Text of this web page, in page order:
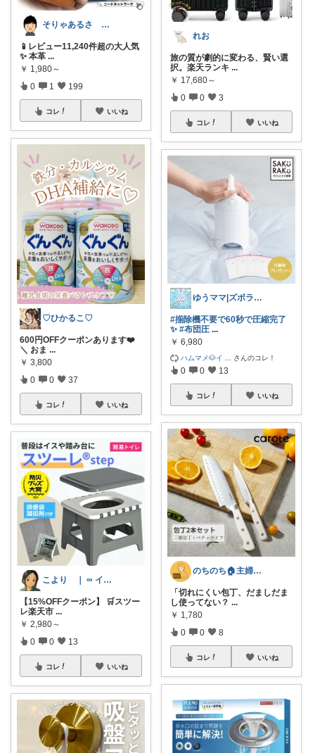
そりゃあるさ X@soryaarusa
📱レビュー11,240件超の大人気
✨ 本革 ...
￥ 1,980～
0 1 199
コレ いいね
♡ひかるこ♡
600円OFFクーポンあります❤️
＼ おま ...
￥ 3,800
0 0 37
コレ いいね
こより ｜ ∞ イヤイライケレ ∞
【15%OFFクーポン】 🛒スツー
レ楽天市 ...
￥ 2,980～
0 0 13
コレ いいね
れお
旅の質が劇的に変わる、賢い選
択。楽天ランキ ...
￥ 17,680～
0 0 3
コレ いいね
ゆうママ|ズボラ主婦|☺️
#揃除機不要で60秒で圧縮完了
✨ #布団圧 ...
￥ 6,980
ハムマメ🐶イ さんのコレ！
0 0 13
コレ いいね
のちのち🏠主婦のお買い物room
「切れにくい包丁、だましだま
し使ってない？ ...
￥ 1,780
0 0 8
コレ いいね